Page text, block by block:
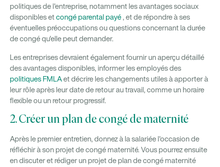
politiques de l'entreprise, notamment les avantages sociaux
disponibles etcongé parental payé, et de répondre à ses
éventuelles préoccupations ou questions concernant la durée
de congé qu'elle peut demander.
Les entreprises devraient également fournir un aperçu détaillé
des avantages disponibles, informer les employés des
politiques FMLAet décrire les changements utiles à apporter à
leur rôle après leur date de retour au travail, comme un horaire
flexible ou un retour progressif.
2. Créer un plan de congé de maternité
Après le premier entretien, donnez à la salariée l'occasion de
réfléchir à son projet de congé maternité. Vous pourrez ensuite
en discuter et rédiger un projet de plan de congé maternité